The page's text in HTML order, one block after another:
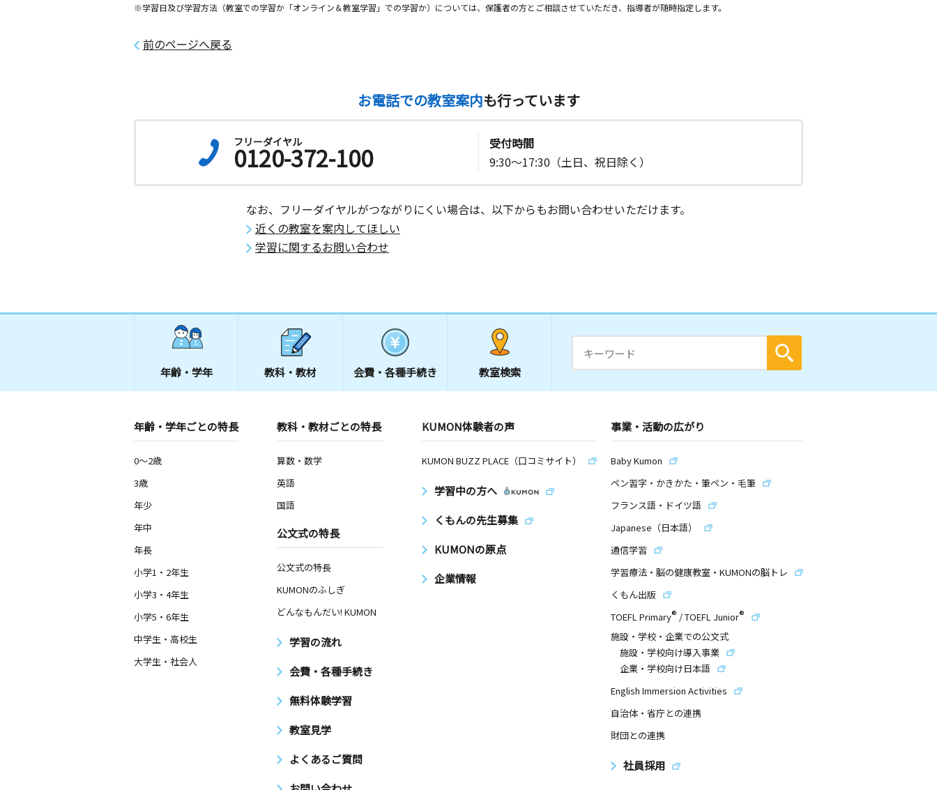
※学習日及び学習方法（教室での学習か「オンライン＆教室学習」での学習か）については、保護者の方とご相談させていただき、指導者が随時指定します。
前のページへ戻る
お電話での教室案内も行っています
フリーダイヤル
0120-372-100
受付時間
9:30～17:30（土日、祝日除く）
なお、フリーダイヤルがつながりにくい場合は、以下からもお問い合わせいただけます。
近くの教室を案内してほしい
学習に関するお問い合わせ
年齢・学年 教科・教材 会費・ 各種手続き 教室検索
年齢・学年ごとの特長
0～2歳
3歳
年少
年中
年長
小学1・2年生
小学3・4年生
小学5・6年生
中学生・高校生
大学生・社会人
教科・教材ごとの特長
算数・数学
英語
国語
公文式の特長
公文式の特長
KUMONのふしぎ
どんなもんだい! KUMON
学習の流れ
会費・各種手続き
無料体験学習
教室見学
よくあるご質問
KUMON体験者の声
KUMON BUZZ PLACE（口コミサイト）
学習中の方へ
くもんの先生募集
KUMONの原点
企業情報
事業・活動の広がり
Baby Kumon
ペン習字・かきかた・筆ペン・毛筆
フランス語・ドイツ語
Japanese（日本語）
通信学習
学習療法・脳の健康教室・KUMONの脳トレ
くもん出版
TOEFL Primary® /TOEFL Junior®
施設・学校・企業での公文式
施設・学校向け導入事業
企業・学校向け日本語
English Immersion Activities
自治体・省庁との連携
財団との連携
社員採用